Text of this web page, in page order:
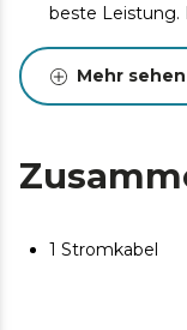
beste Leistung.
verlängern.
Mehr sehen
1 Stromkabel